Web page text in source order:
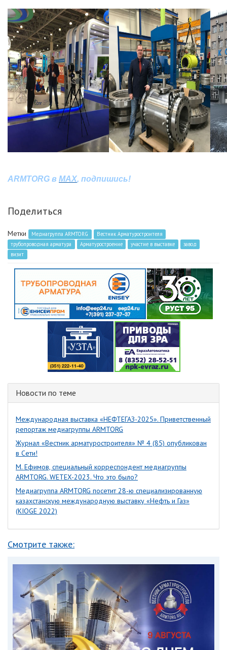
ARMTORG в MAX, подпишись!
Поделиться
Метки Медиагруппа ARMTORG
Вестник Арматуростроителя
трубопроводная арматура
Арматуростроение участие в выставке
завод
визит
Новости по теме
Международная выставка «НЕФТЕГАЗ-2025». Приветственный
репортаж медиагруппы ARMTORG
Журнал «Вестник арматуростроителя» № 4 (85) опубликован
в Сети!
М. Ефимов, специальный корреспондент медиагруппы
ARMTORG. WETEX-2023. Что это было?
Медиагруппа ARMTORG посетит 28-ю специализированную
казахстанскую международную выставку «Нефть и Газ»
(KIOGE 2022)
Смотрите также: